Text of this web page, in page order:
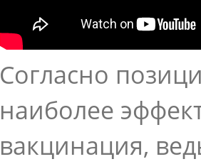
Согласно
наиболее
акцинация,